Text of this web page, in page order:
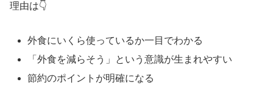
理由は👇
外食にいくら使っているか一目でわかる
「外食を減らそう」という意識が生まれやすい
節約のポイントが明確になる